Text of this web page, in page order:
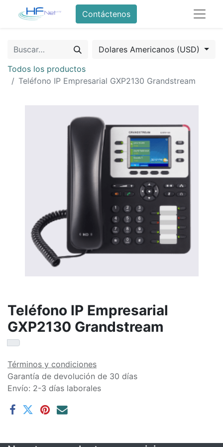
Contáctenos
Dolares Americanos (USD)
Todos los productos
Teléfono IP Empresarial GXP2130 Grandstream
Teléfono IP Empresarial
GXP2130 Grandstream
Términos y condiciones
Garantía de devolución de 30 días
Envío: 2-3 días laborales